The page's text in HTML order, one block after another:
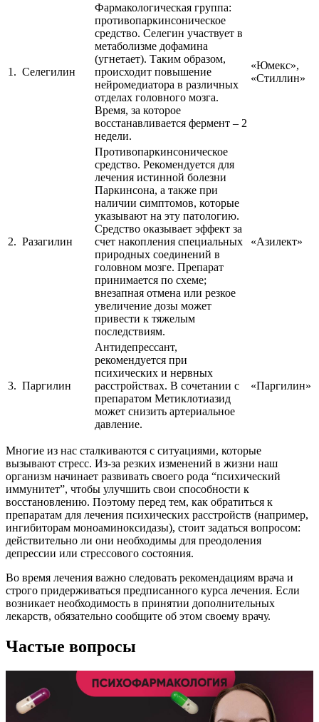
1. Селегилин
Фармакологическая группа:
противопаркинсоническое
средство. Селегин участвует в
метаболизме дофамина
(угнетает). Таким образом,
происходит повышение
нейромедиатора в различных
отделах головного мозга.
Время, за которое
восстанавливается фермент – 2
недели.
«Юмекс»,
«Стиллин»
2. Разагилин
Противопаркинсоническое
средство. Рекомендуется для
лечения истинной болезни
Паркинсона, а также при
наличии симптомов, которые
указывают на эту патологию.
Средство оказывает эффект за
счет накопления специальных
природных соединений в
головном мозге. Препарат
принимается по схеме;
внезапная отмена или резкое
увеличение дозы может
привести к тяжелым
последствиям.
«Азилект»
3. Паргилин
Антидепрессант,
рекомендуется при
психических и нервных
расстройствах. В сочетании с
препаратом Метиклотиазид
может снизить артериальное
давление.
«Паргилин»
Многие из нас сталкиваются с ситуациями, которые
вызывают стресс. Из-за резких изменений в жизни наш
организм начинает развивать своего рода “психический
иммунитет”, чтобы улучшить свои способности к
восстановлению. Поэтому перед тем, как обратиться к
препаратам для лечения психических расстройств (например,
ингибиторам моноаминоксидазы), стоит задаться вопросом:
действительно ли они необходимы для преодоления
депрессии или стрессового состояния.
Во время лечения важно следовать рекомендациям врача и
строго придерживаться предписанного курса лечения. Если
возникает необходимость в принятии дополнительных
лекарств, обязательно сообщите об этом своему врачу.
Частые вопросы